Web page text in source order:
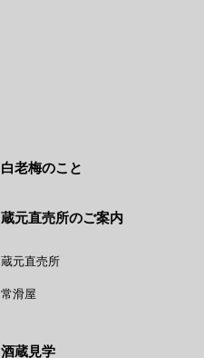
白老梅のこと
蔵元直売所のご案内
蔵元直売所
常滑屋
酒蔵見学